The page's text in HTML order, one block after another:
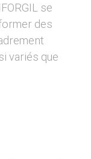
se
des
variés que